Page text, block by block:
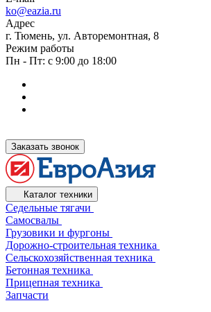
ko@eazia.ru
Адрес
г. Тюмень, ул. Авторемонтная, 8
Режим работы
Пн - Пт: с 9:00 до 18:00
Заказать звонок
Каталог техники
Седельные тягачи
Самосвалы
Грузовики и фургоны
Дорожно-строительная техника
Сельскохозяйственная техника
Бетонная техника
Прицепная техника
Запчасти